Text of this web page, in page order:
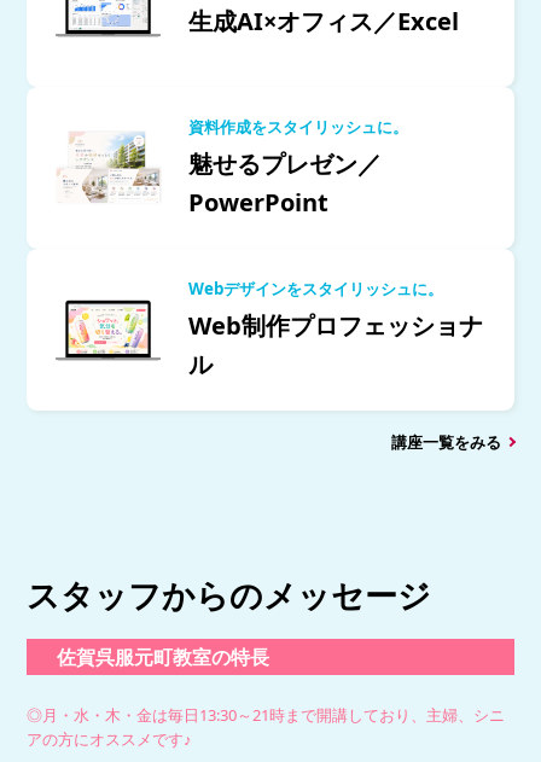
生成AI×オフィス／Excel
資料作成をスタイリッシュに。
魅せるプレゼン／
PowerPoint
Webデザインをスタイリッシュに。
Web制作プロフェッショナ
ル
講座一覧をみる
スタッフからのメッセージ
佐賀呉服元町教室の特長
◎月・水・木・金は毎日13:30～21時まで開講しており、主婦、シニ
アの方にオススメです♪